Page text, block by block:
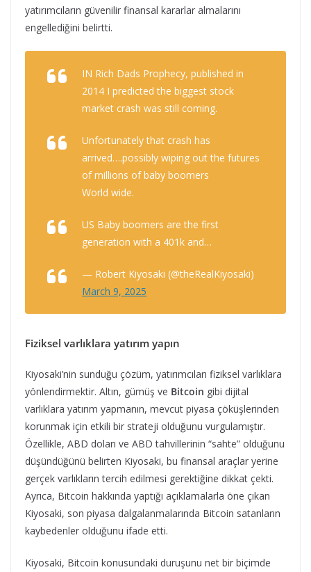
yatırımcıların güvenilir finansal kararlar almalarını
engellediğini belirtti.
IN Rich Dads Prophecy, published in
2014 I predicted the biggest stock
market crash was still coming.
Unfortunately that crash has
arrived….possibly wiping out the futures
of millions of baby boomers
World wide.
US Baby boomers are the first
generation with a 401k and…
— Robert Kiyosaki (@theRealKiyosaki)
March 9, 2025
Fiziksel varlıklara yatırım yapın
Kiyosaki’nin sunduğu çözüm, yatırımcıları fiziksel varlıklara
yönlendirmektir. Altın, gümüş ve Bitcoin gibi dijital
varlıklara yatırım yapmanın, mevcut piyasa çöküşlerinden
korunmak için etkili bir strateji olduğunu vurgulamıştır.
Özellikle, ABD doları ve ABD tahvillerinin “sahte” olduğunu
düşündüğünü belirten Kiyosaki, bu finansal araçlar yerine
gerçek varlıkların tercih edilmesi gerektiğine dikkat çekti.
Ayrıca, Bitcoin hakkında yaptığı açıklamalarla öne çıkan
Kiyosaki, son piyasa dalgalanmalarında Bitcoin satanların
kaybedenler olduğunu ifade etti.
Kiyosaki, Bitcoin konusundaki duruşunu net bir biçimde